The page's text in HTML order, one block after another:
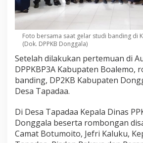
Foto bersama saat gelar studi banding di
(Dok. DPPKB Donggala)
Setelah dilakukan pertemuan di
DPPKBP3A Kabupaten Boalemo,
banding, DP2KB Kabupaten
Desa Tapadaa.
Di Desa Tapadaa Kepala Dinas
Donggala beserta rombongan
Camat Botumoito, Jefri Kaluku,